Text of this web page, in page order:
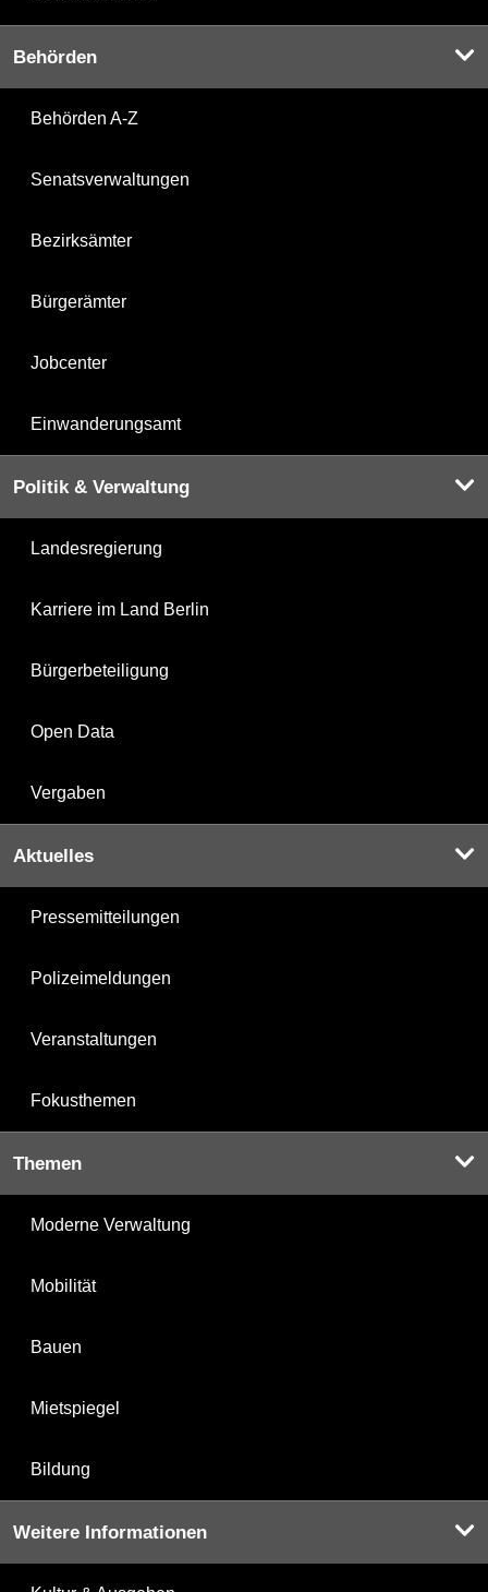
Behörden
Behörden A-Z
Senatsverwaltungen
Bezirksämter
Bürgerämter
Jobcenter
Einwanderungsamt
Politik & Verwaltung
Landesregierung
Karriere im Land Berlin
Bürgerbeteiligung
Open Data
Vergaben
Aktuelles
Pressemitteilungen
Polizeimeldungen
Veranstaltungen
Fokusthemen
Themen
Moderne Verwaltung
Mobilität
Bauen
Mietspiegel
Bildung
Weitere Informationen